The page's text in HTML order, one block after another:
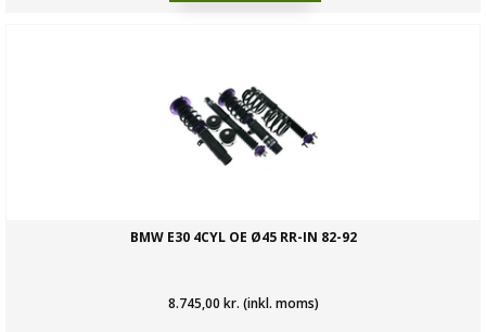
BMW E30 4CYL OE Ø45 RR-IN 82-92
8.745,00 kr. (inkl. moms)